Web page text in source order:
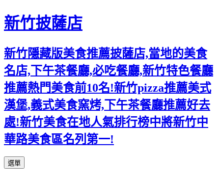
新竹披薩店
新竹隱藏版美食推薦披薩店,當地的美食
名店,下午茶餐廳,必吃餐廳,新竹特色餐廳
推薦熱門美食前10名!新竹pizza推薦美式
漢堡,義式美食窯烤,下午茶餐廳推薦好去
處!新竹美食在地人氣排行榜中將新竹中
華路美食區名列第一!
選單